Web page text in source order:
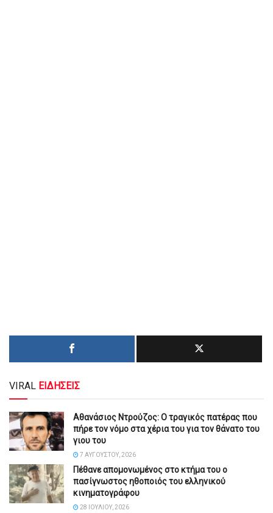
VIRAL ΕΙΔΗΣΕΙΣ
Αθανάσιος Ντρούζος: Ο τραγικός πατέρας που
πήρε τον νόμο στα χέρια του για τον θάνατο του
γιου του
7 ΑΥΓΟΎΣΤΟΥ, 2026
Πέθανε απομονωμένος στο κτήμα του ο
πασίγνωστος ηθοποιός του ελληνικού
κινηματογράφου
28 ΙΟΥΛΊΟΥ, 2026